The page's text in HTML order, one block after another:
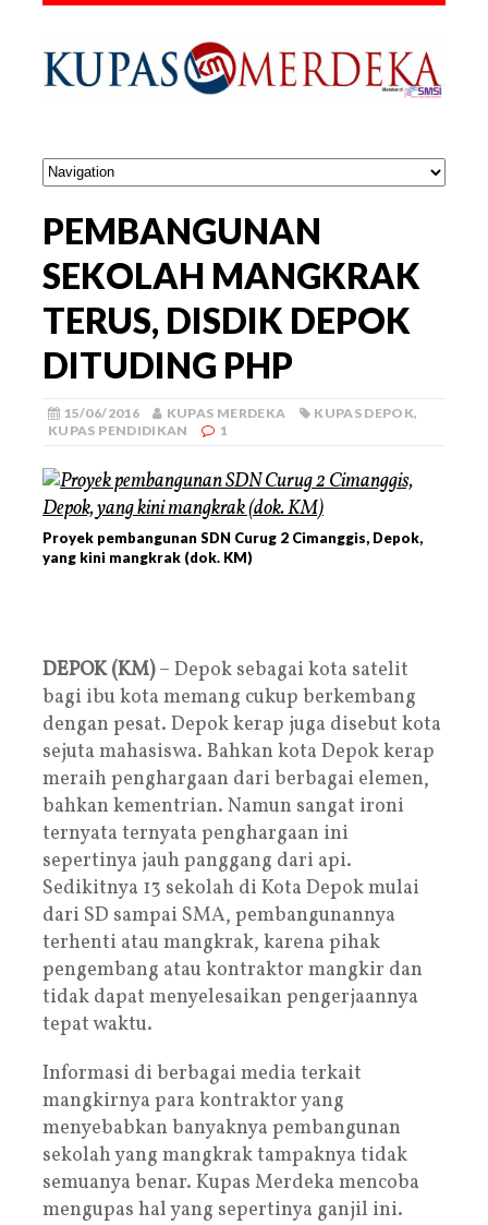
PEMBANGUNAN
SEKOLAH MANGKRAK
TERUS, DISDIK DEPOK
DITUDING PHP
15/06/2016 KUPAS MERDEKA KUPAS DEPOK,
KUPAS PENDIDIKAN
1
Proyek pembangunan SDN Curug 2 Cimanggis, Depok,
yang kini mangkrak (dok. KM)
DEPOK (KM)– Depok sebagai kota satelit
bagi ibu kota memang cukup berkembang
dengan pesat. Depok kerap juga disebut kota
sejuta mahasiswa. Bahkan kota Depok kerap
meraih penghargaan dari berbagai elemen,
bahkan kementrian. Namun sangat ironi
ternyata ternyata penghargaan ini
sepertinya jauh panggang dari api.
Sedikitnya 13 sekolah di Kota Depok mulai
dari SD sampai SMA, pembangunannya
terhenti atau mangkrak, karena pihak
pengembang atau kontraktor mangkir dan
tidak dapat menyelesaikan pengerjaannya
tepat waktu.
Informasi di berbagai media terkait
mangkirnya para kontraktor yang
menyebabkan banyaknya pembangunan
sekolah yang mangkrak tampaknya tidak
semuanya benar. Kupas Merdeka mencoba
mengupas hal yang sepertinya ganjil ini.